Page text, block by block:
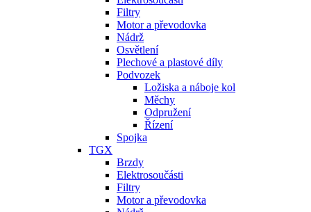
Filtry
Motor a převodovka
Nádrž
Osvětlení
Plechové a plastové díly
Podvozek
Ložiska a náboje kol
Měchy
Odpružení
Řízení
Spojka
TGX
Brzdy
Elektrosoučásti
Filtry
Motor a převodovka